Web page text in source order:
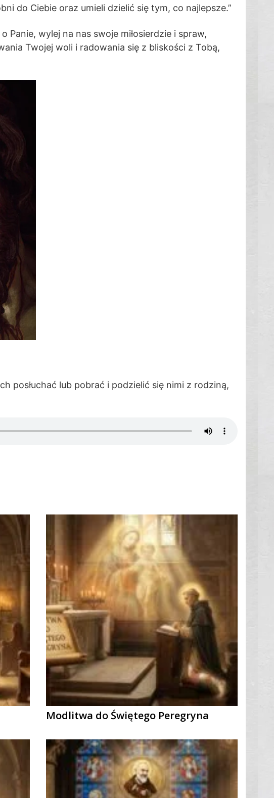
do Ciebie oraz umieli dzielić się tym, co najlepsze.”
Panie, wylej na nas swoje miłosierdzie i spraw,
Twojej woli i radowania się z bliskości z Tobą,
posłuchać lub pobrać i podzielić się nimi z rodziną,
Modlitwa do Świętego Peregryna